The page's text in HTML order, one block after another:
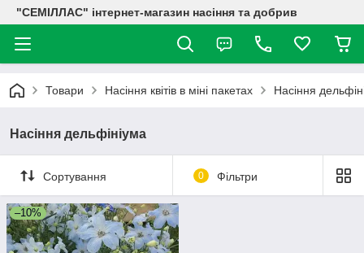
"СЕМІЛЛАС" інтернет-магазин насіння та добрив
Товари Насіння квітів в міні пакетах Насіння
Насіння дельфініума
Сортування 0 Фільтри
–10%